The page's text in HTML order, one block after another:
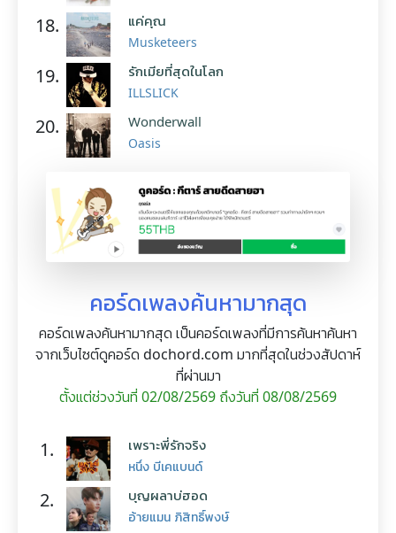
18. แค่คุณ
Musketeers
19. รักเมียที่สุดในโลก
ILLSLICK
20. Wonderwall
Oasis
คอร์ดเพลงค้นหามากสุด
คอร์ดเพลงค้นหามากสุด เป็นคอร์ดเพลงที่มีการค้นหาค้นหา
จากเว็บไซต์ดูคอร์ด dochord.com มากที่สุดในช่วงสัปดาห์
ที่ผ่านมา
ตั้งแต่ช่วงวันที่ 02/08/2569 ถึงวันที่ 08/08/2569
1. เพราะพี่รักจริง
หนึ่ง บีเคแบนด์
2. บุญผลาบ่ฮอด
อ้ายแมน ภิสิทธิ์พงษ์